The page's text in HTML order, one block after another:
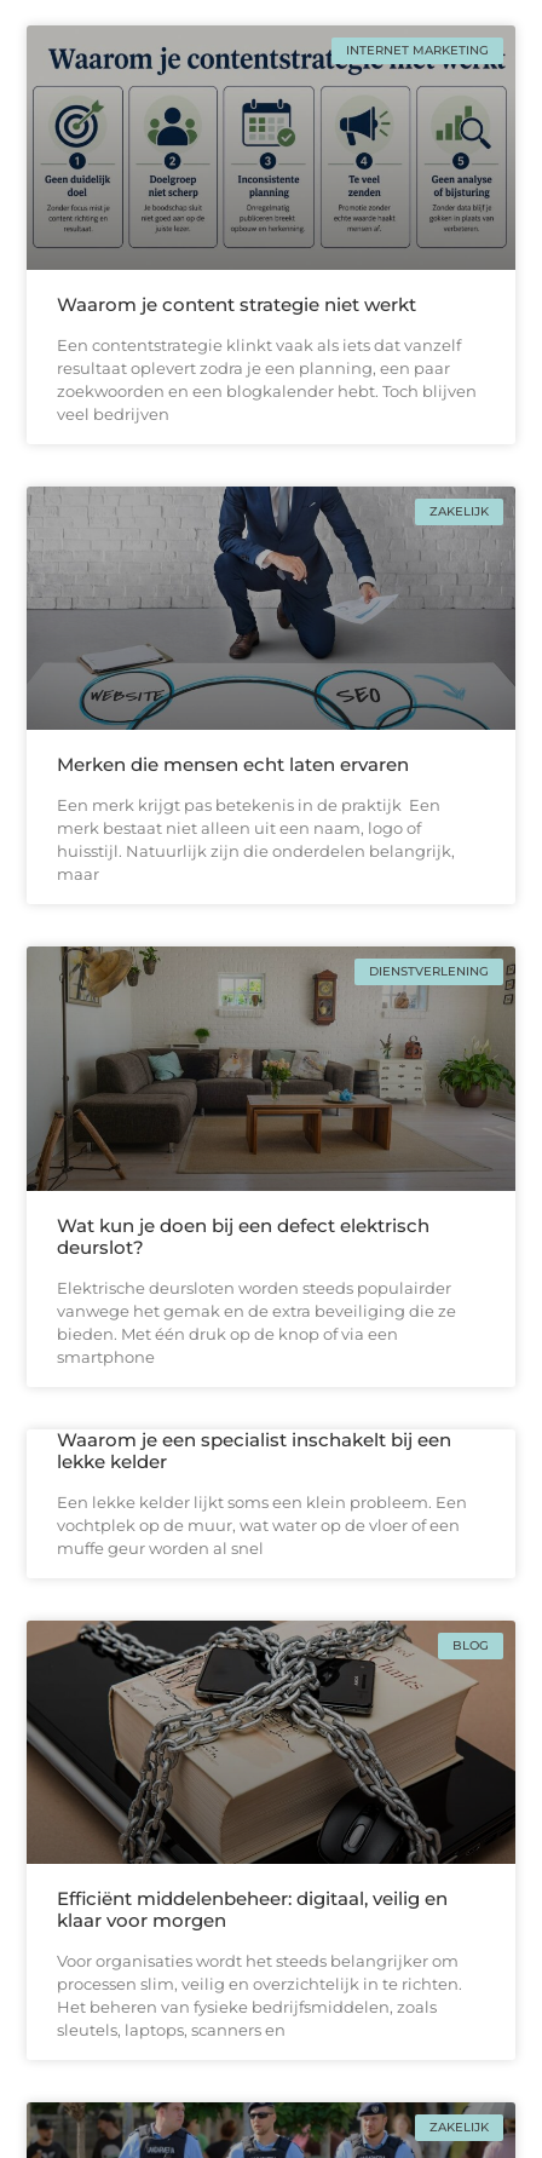
INTERNET MARKETING
Waarom je content strategie niet werkt
Een contentstrategie klinkt vaak als iets dat vanzelf
resultaat oplevert zodra je een planning, een paar
zoekwoorden en een blogkalender hebt. Toch blijven
veel bedrijven
ZAKELIJK
Merken die mensen echt laten ervaren
Een merk krijgt pas betekenis in de praktijk Een
merk bestaat niet alleen uit een naam, logo of
huisstijl. Natuurlijk zijn die onderdelen belangrijk,
maar
DIENSTVERLENING
Wat kun je doen bij een defect elektrisch
deurslot?
Elektrische deursloten worden steeds populairder
vanwege het gemak en de extra beveiliging die ze
bieden. Met één druk op de knop of via een
smartphone
Waarom je een specialist inschakelt bij een
lekke kelder
Een lekke kelder lijkt soms een klein probleem. Een
vochtplek op de muur, wat water op de vloer of een
muffe geur worden al snel
BLOG
Efficiënt middelenbeheer: digitaal, veilig en
klaar voor morgen
Voor organisaties wordt het steeds belangrijker om
processen slim, veilig en overzichtelijk in te richten.
Het beheren van fysieke bedrijfsmiddelen, zoals
sleutels, laptops, scanners en
ZAKELIJK